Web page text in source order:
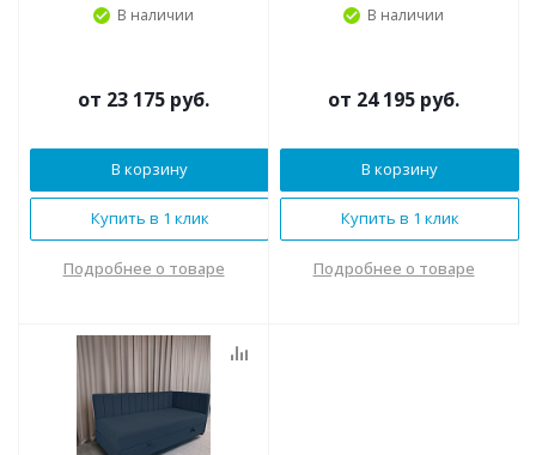
В наличии
от 23 175 руб.
В корзину
Купить в 1 клик
Подробнее о товаре
В наличии
от 24 195 руб.
В корзину
Купить в 1 клик
Подробнее о товаре